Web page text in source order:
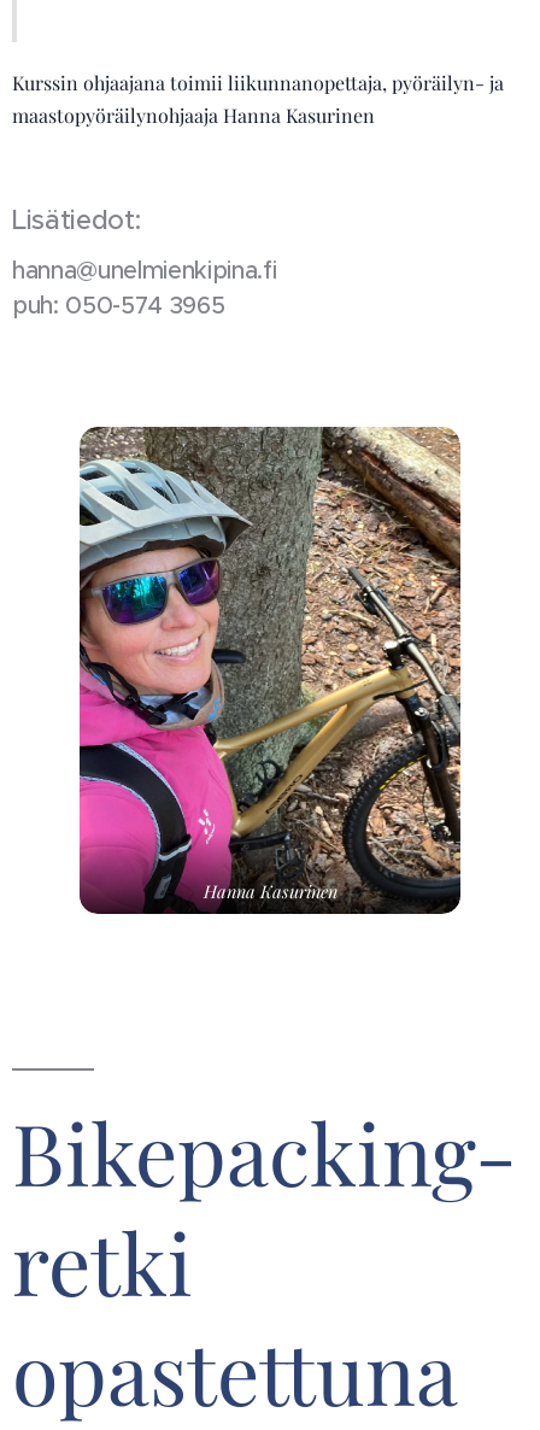
Kurssin ohjaajana toimii liikunnanopettaja, pyöräilyn- ja
maastopyöräilynohjaaja Hanna Kasurinen
Lisätiedot:
hanna@unelmienkipina.fi
puh: 050-574 3965
Hanna Kasurinen
Bikepacking-
retki
opastettuna